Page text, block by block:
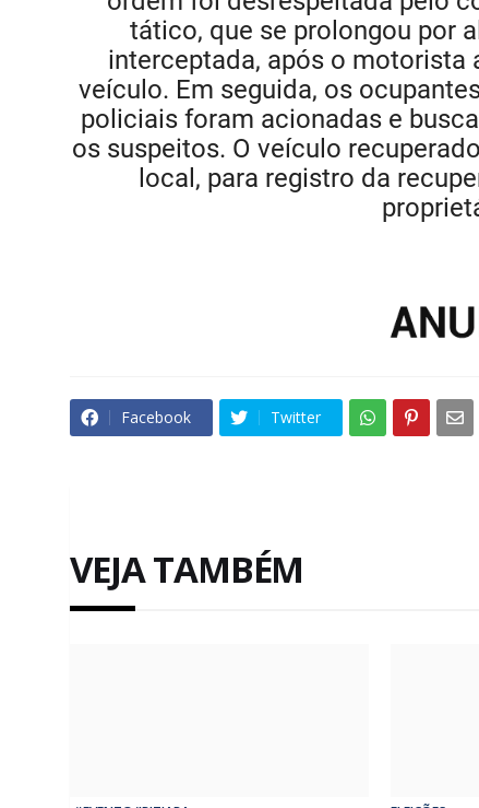
tático, que se prolongou por
interceptada, após o motorista
veículo. Em seguida, os
policiais foram acionadas e
os suspeitos. O veículo
local, para registro da
Facebook Twitter
VEJA TAMBÉM